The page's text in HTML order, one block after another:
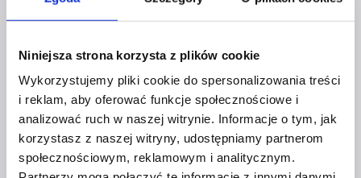
Niniejsza strona korzysta z plików cookie
Wykorzystujemy pliki cookie do spersonalizowania treści
i reklam, aby oferować funkcje społecznościowe i
analizować ruch w naszej witrynie. Informacje o tym, jak
korzystasz z naszej witryny, udostępniamy partnerom
społecznościowym, reklamowym i analitycznym.
Wrocław
10.09.2026
10:30-14:30